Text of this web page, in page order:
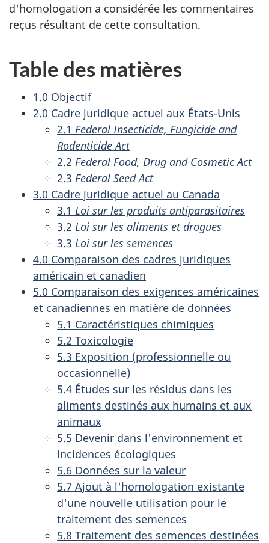
d'homologation a considérée les commentaires
reçus résultant de cette consultation.
Table des matières
1.0 Objectif
2.0 Cadre juridique actuel aux États-Unis
2.1 Federal Insecticide, Fungicide and
Rodenticide Act
2.2 Federal Food, Drug and Cosmetic Act
2.3 Federal Seed Act
3.0 Cadre juridique actuel au Canada
3.1 Loi sur les produits antiparasitaires
3.2 Loi sur les aliments et drogues
3.3 Loi sur les semences
4.0 Comparaison des cadres juridiques
américain et canadien
5.0 Comparaison des exigences américaines
et canadiennes en matière de données
5.1 Caractéristiques chimiques
5.2 Toxicologie
5.3 Exposition (professionnelle ou
occasionnelle)
5.4 Études sur les résidus dans les
aliments destinés aux humains et aux
animaux
5.5 Devenir dans l'environnement et
incidences écologiques
5.6 Données sur la valeur
5.7 Ajout à l'homologation existante
d'une nouvelle utilisation pour le
traitement des semences
5.8 Traitement des semences destinées